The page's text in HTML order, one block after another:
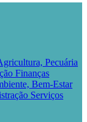
Pecuária
Finanças
Bem-Estar
Serviços